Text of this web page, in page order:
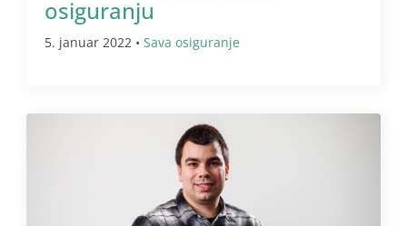
osiguranju
5. januar 2022 • Sava osiguranje